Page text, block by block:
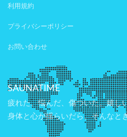
利用規約
プライバシーポリシー
お問い合わせ
SAUNATIME
疲れた、悩んだ、傷ついた。嬉し
身体と心が揺らいだら、そんなと